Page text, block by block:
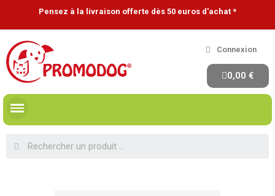
Pensez à la livraison offerte dès 50 euros d'achat *
Connexion
0,00 €